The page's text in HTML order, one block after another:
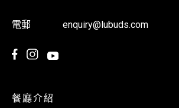
電郵 enquiry@lubuds.com
餐廳介紹